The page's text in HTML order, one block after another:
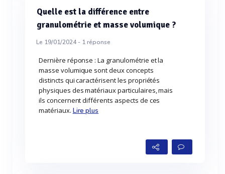
Quelle est la différence entre
granulométrie et masse volumique ?
Le 19/01/2024 - 1réponse
Dernière réponse : La granulométrie et la
masse volumique sont deux concepts
distincts qui caractérisent les propriétés
physiques des matériaux particulaires, mais
ils concernent différents aspects de ces
matériaux. Lire plus